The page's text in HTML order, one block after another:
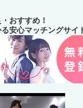
おすすめ！
安心マッチングサイ